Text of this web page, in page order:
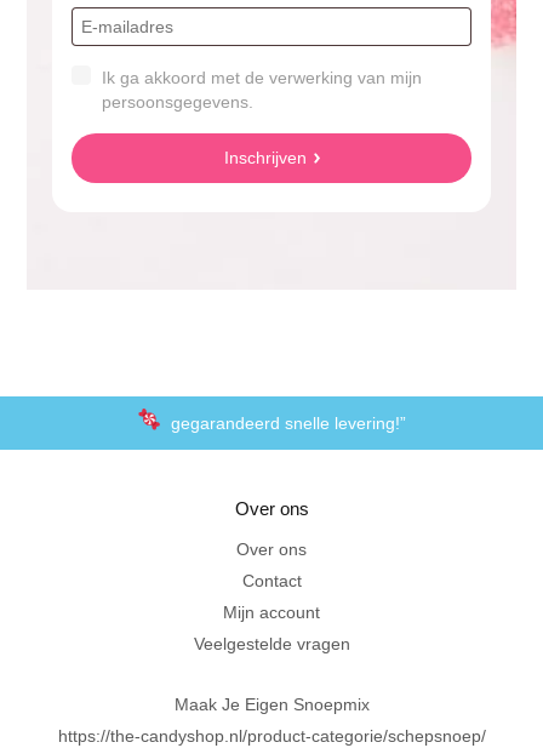
Ik ga akkoord met de verwerking van mijn
persoonsgegevens.
Inschrijven
gegarandeerd snelle levering!”
Al 20 jaar in Amersfoort
Over ons
Over ons
Contact
Mijn account
Veelgestelde vragen
Maak Je Eigen Snoepmix
https://the-candyshop.nl/product-categorie/schepsnoep/